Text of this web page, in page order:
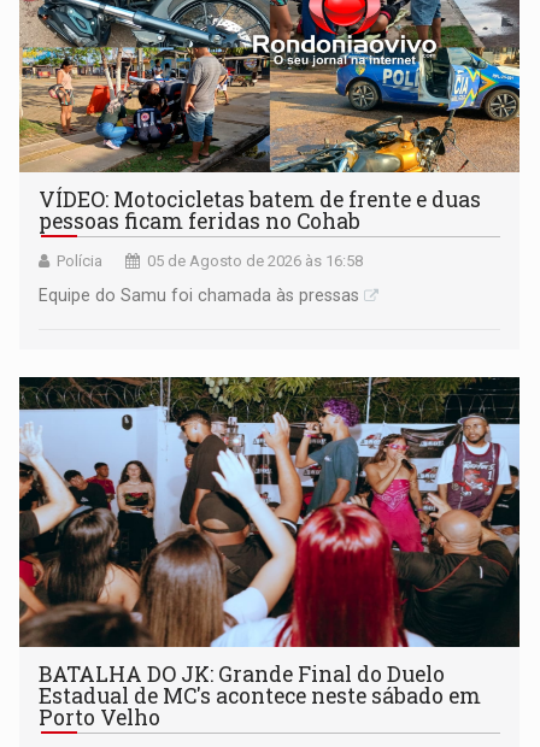
VÍDEO: Motocicletas batem de frente e duas
pessoas ficam feridas no Cohab
Polícia 05 de Agosto de 2026 às 16:58
Equipe do Samu foi chamada às pressas
BATALHA DO JK: Grande Final do Duelo
Estadual de MC's acontece neste sábado em
Porto Velho